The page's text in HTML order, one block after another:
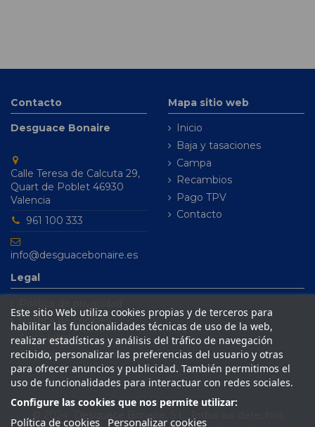
Contacto
Desguace Bonaire
Calle Teresa de Calcuta 29,
Quart de Poblet 46930
Valencia
961 100 333
info@desguacebonaire.es
Mapa sitio web
Inicio
Baja y tasaciones
Campa
Recambios
Pago TPV
Contacto
Legal
Política de cookies
Aviso legal
Condiciones de venta
Este sitio Web utiliza cookies propias y de terceros para
habilitar las funcionalidades técnicas de uso de la web,
realizar estadísticas y análisis del tráfico de navegación
recibido, personalizar las preferencias del usuario y otras
para ofrecer anuncios y publicidad. También permitimos el
uso de funcionalidades para interactuar con redes sociales.
Configure las cookies que nos permite utilizar:
Política de cookies Personalizar cookies